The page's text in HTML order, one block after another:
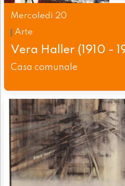
Mercoledì 20
Arte
Vera Haller (1910 -
Casa comunale